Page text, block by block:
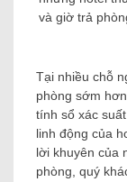
và giờ trả
Tại nhiều chỗ
phòng sớm
tính sổ xác
linh động của
lời khuyên của
phòng, quý